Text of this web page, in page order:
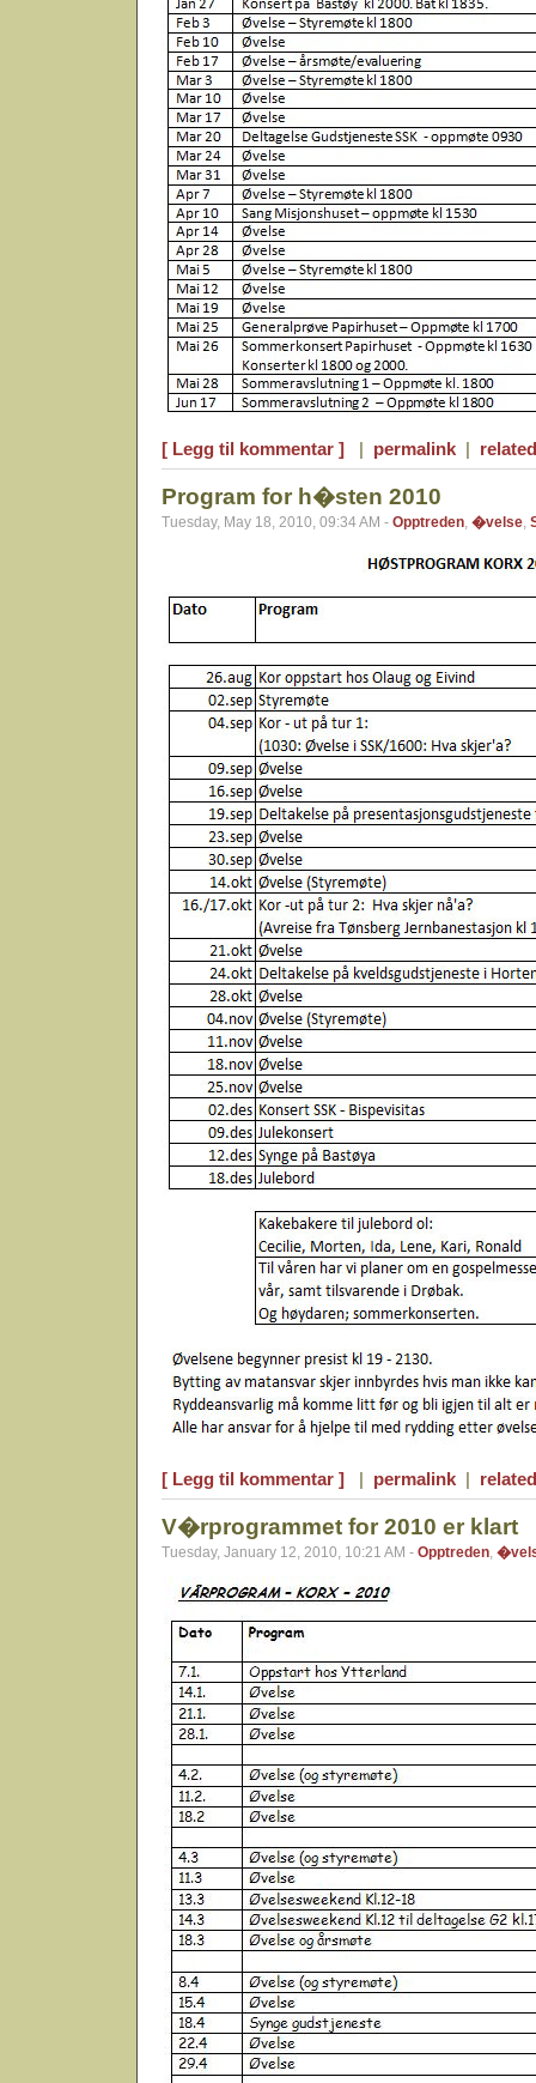
[ Legg til kommentar ] | permalink |
Program for h�sten 2010
Tuesday, May 18, 2010, 09:34 AM - Opptreden, �velse,
[ Legg til kommentar ] | permalink |
V�rprogrammet for 2010 er klart
Tuesday, January 12, 2010, 10:21 AM - Opptreden,